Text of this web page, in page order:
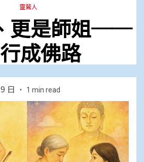
靈鷲人
更是師姐──
成佛路
日 1 min read